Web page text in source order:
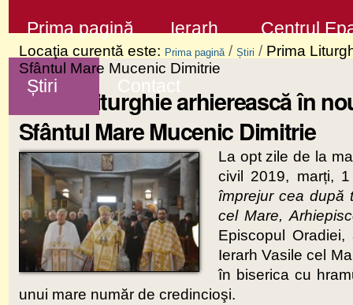
la
conţinut
Sari
la
navigare
Prima pagină Ierarh Centrul
Știri Contact
Locaţia curentă este: Prima pagină / Știri / Prima
Sfântul Mare Mucenic Dimitrie
Prima Liturghie arhierească în
Sfântul Mare Mucenic Dimitrie
La opt zile de la
civil 2019, marți,
împrejur cea după
cel Mare,
Episcopul
Ierarh Vasile cel
în biserica cu
unui mare număr de credincioşi.